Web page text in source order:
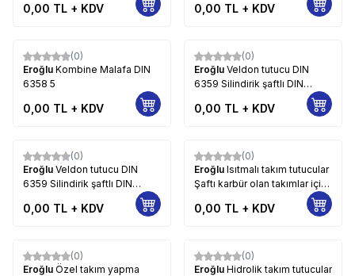
0,00 TL + KDV 0,00 TL + KDV
(0)
Eroğlu Kombine Malafa DIN
6358 5
0,00 TL + KDV
(0)
Eroğlu Veldon tutucu DIN
6359 Silindirik şaftlı DIN
1835-B İçten soğutma kanallı
5
0,00 TL + KDV
(0)
Eroğlu Veldon tutucu DIN
6359 Silindirik şaftlı DIN
0,00 TL + KDV
(0)
Eroğlu Isıtmalı takım tutucular
Şaftı karbür olan takımlar için
0,00 TL + KDV
(0)
Eroğlu Özel takım yapma
(0)
Eroğlu Hidrolik takım tutucular